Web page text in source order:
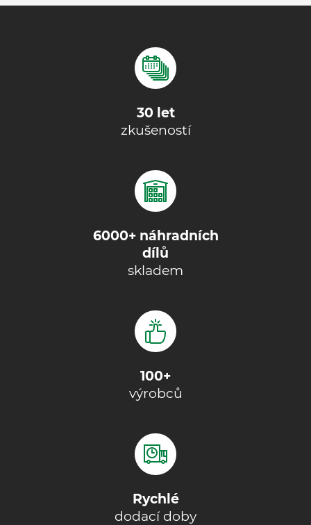
30 let
zkušeností
6000+ náhradních
dílů
skladem
100+
výrobců
Rychlé
dodací doby